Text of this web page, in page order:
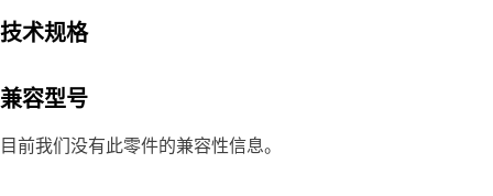
技术规格
兼容型号
目前我们没有此零件的兼容性信息。